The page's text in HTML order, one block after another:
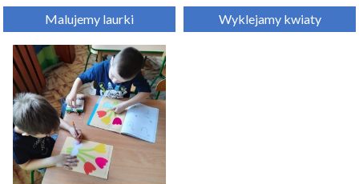
Malujemy laurki Wyklejamy kwiaty